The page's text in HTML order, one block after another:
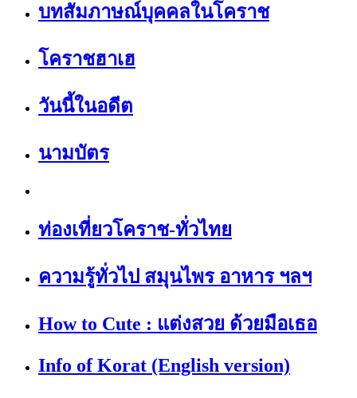
บทสัมภาษณ์บุคคลในโคราช
โคราชฮาเฮ
วันนี้ในอดีต
นามบัตร
ท่องเที่ยวโคราช-ทั่วไทย
ความรู้ทั่วไป สมุนไพร อาหาร ฯลฯ
How to Cute : แต่งสวย ด้วยมือเธอ
Info of Korat (English version)